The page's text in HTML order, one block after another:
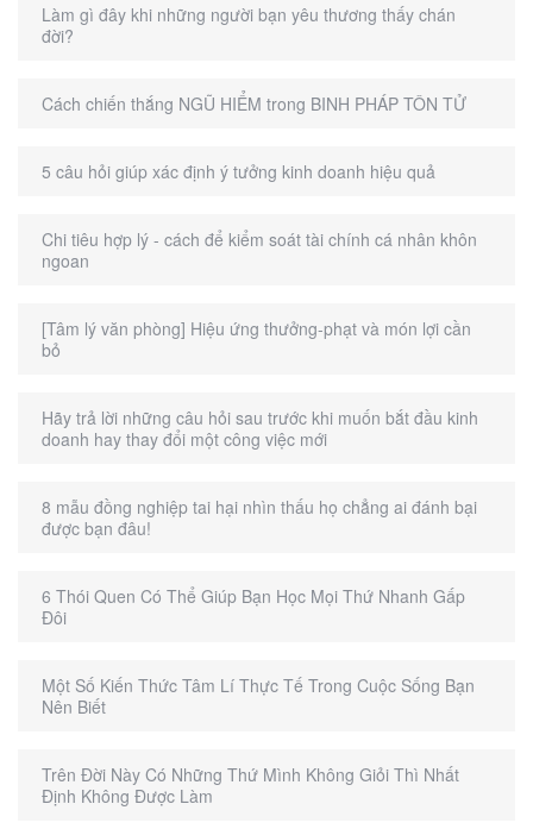
Làm gì đây khi những người bạn yêu thương thấy chán
đời?
Cách chiến thắng NGŨ HIỂM trong BINH PHÁP TÔN TỬ
5 câu hỏi giúp xác định ý tưởng kinh doanh hiệu quả
Chi tiêu hợp lý - cách để kiểm soát tài chính cá nhân khôn
ngoan
[Tâm lý văn phòng] Hiệu ứng thưởng-phạt và món lợi cần
bỏ
Hãy trả lời những câu hỏi sau trước khi muốn bắt đầu kinh
doanh hay thay đổi một công việc mới
8 mẫu đồng nghiệp tai hại nhìn thấu họ chẳng ai đánh bại
được bạn đâu!
6 Thói Quen Có Thể Giúp Bạn Học Mọi Thứ Nhanh Gấp
Đôi
Một Số Kiến Thức Tâm Lí Thực Tế Trong Cuộc Sống Bạn
Nên Biết
Trên Đời Này Có Những Thứ Mình Không Giỏi Thì Nhất
Định Không Được Làm